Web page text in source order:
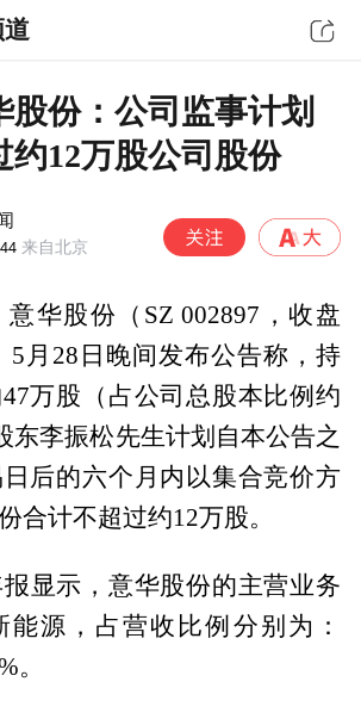
道
股份：公司监事计划
约12万股公司股份
来自北京
华股份（SZ 002897，收盘
5月28日晚间发布公告称，持
万股（占公司总股本比例约
东李振松先生计划自本公告之
日后的六个月内以集合竞价方
合计不超过约12万股。
显示，意华股份的主营业务
能源，占营收比例分别为：
。